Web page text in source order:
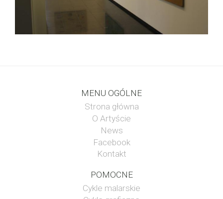
MENU OGÓLNE
Strona główna
O Artyście
News
Facebook
Kontakt
POMOCNE
Cykle malarskie